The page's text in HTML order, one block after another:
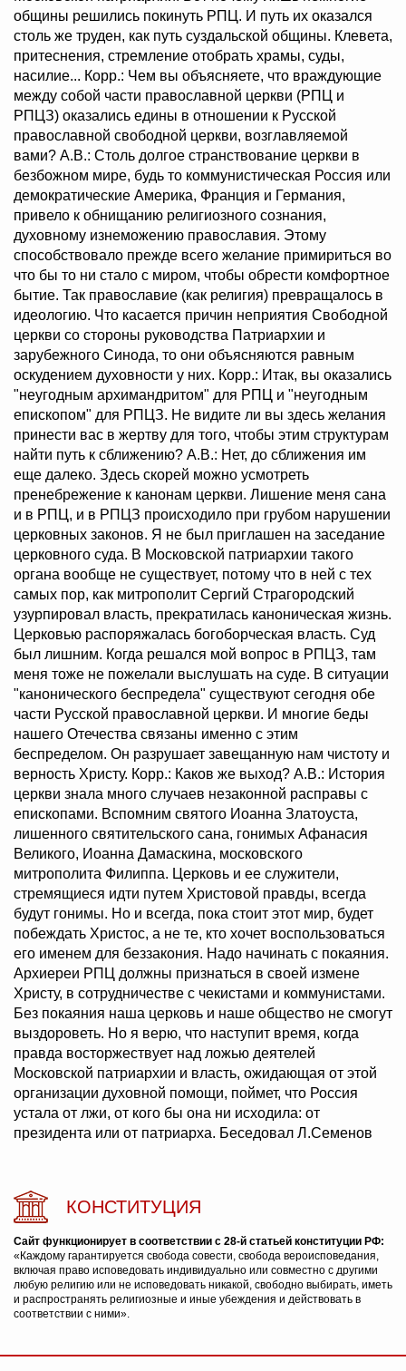
общины решились покинуть РПЦ. И путь их оказался
столь же труден, как путь суздальской общины. Клевета,
притеснения, стремление отобрать храмы, суды,
насилие... Корр.: Чем вы объясняете, что враждующие
между собой части православной церкви (РПЦ и
РПЦЗ) оказались едины в отношении к Русской
православной свободной церкви, возглавляемой
вами? А.В.: Столь долгое странствование церкви в
безбожном мире, будь то коммунистическая Россия или
демократические Америка, Франция и Германия,
привело к обнищанию религиозного сознания,
духовному изнеможению православия. Этому
способствовало прежде всего желание примириться во
что бы то ни стало с миром, чтобы обрести комфортное
бытие. Так православие (как религия) превращалось в
идеологию. Что касается причин неприятия Свободной
церкви со стороны руководства Патриархии и
зарубежного Синода, то они объясняются равным
оскудением духовности у них. Корр.: Итак, вы оказались
"неугодным архимандритом" для РПЦ и "неугодным
епископом" для РПЦЗ. Не видите ли вы здесь желания
принести вас в жертву для того, чтобы этим структурам
найти путь к сближению? А.В.: Нет, до сближения им
еще далеко. Здесь скорей можно усмотреть
пренебрежение к канонам церкви. Лишение меня сана
и в РПЦ, и в РПЦЗ происходило при грубом нарушении
церковных законов. Я не был приглашен на заседание
церковного суда. В Московской патриархии такого
органа вообще не существует, потому что в ней с тех
самых пор, как митрополит Сергий Страгородский
узурпировал власть, прекратилась каноническая жизнь.
Церковью распоряжалась богоборческая власть. Суд
был лишним. Когда решался мой вопрос в РПЦЗ, там
меня тоже не пожелали выслушать на суде. В ситуации
"канонического беспредела" существуют сегодня обе
части Русской православной церкви. И многие беды
нашего Отечества связаны именно с этим
беспределом. Он разрушает завещанную нам чистоту и
верность Христу. Корр.: Каков же выход? А.В.: История
церкви знала много случаев незаконной расправы с
епископами. Вспомним святого Иоанна Златоуста,
лишенного святительского сана, гонимых Афанасия
Великого, Иоанна Дамаскина, московского
митрополита Филиппа. Церковь и ее служители,
стремящиеся идти путем Христовой правды, всегда
будут гонимы. Но и всегда, пока стоит этот мир, будет
побеждать Христос, а не те, кто хочет воспользоваться
его именем для беззакония. Надо начинать с покаяния.
Архиереи РПЦ должны признаться в своей измене
Христу, в сотрудничестве с чекистами и коммунистами.
Без покаяния наша церковь и наше общество не смогут
выздороветь. Но я верю, что наступит время, когда
правда восторжествует над ложью деятелей
Московской патриархии и власть, ожидающая от этой
организации духовной помощи, поймет, что Россия
устала от лжи, от кого бы она ни исходила: от
президента или от патриарха. Беседовал Л.Семенов
КОНСТИТУЦИЯ
Сайт функционирует в соответствии с 28-й статьей конституции РФ:
«Каждому гарантируется свобода совести, свобода вероисповедания,
включая право исповедовать индивидуально или совместно с другими
любую религию или не исповедовать никакой, свободно выбирать, иметь
и распространять религиозные и иные убеждения и действовать в
соответствии с ними».